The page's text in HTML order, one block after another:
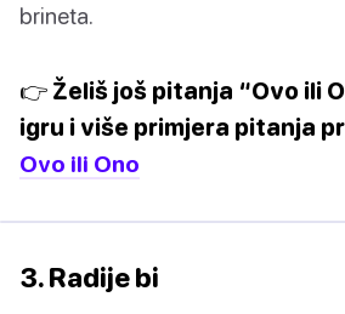
brineta.
👉 Želiš još pitanja “Ovo ili
igru ​​i više primjera pitanja
Ovo ili Ono
3. Radije bi